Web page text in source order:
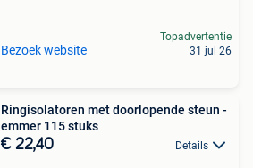
Bezoek website
Topadvertentie
31 jul 26
Ringisolatoren met doorlopende steun -
emmer 115 stuks
€ 22,40 Details